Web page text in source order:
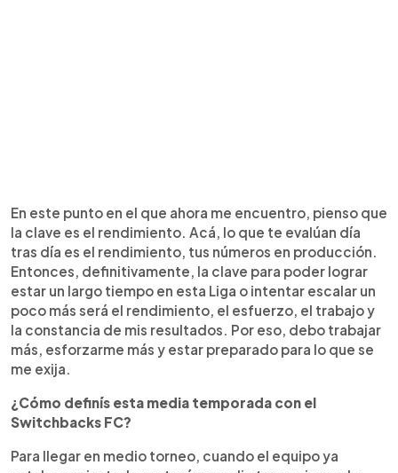
En este punto en el que ahora me encuentro, pienso que
la clave es el rendimiento. Acá, lo que te evalúan día
tras día es el rendimiento, tus números en producción.
Entonces, definitivamente, la clave para poder lograr
estar un largo tiempo en esta Liga o intentar escalar un
poco más será el rendimiento, el esfuerzo, el trabajo y
la constancia de mis resultados. Por eso, debo trabajar
más, esforzarme más y estar preparado para lo que se
me exija.
¿Cómo definís esta media temporada con el
Switchbacks FC?
Para llegar en medio torneo, cuando el equipo ya